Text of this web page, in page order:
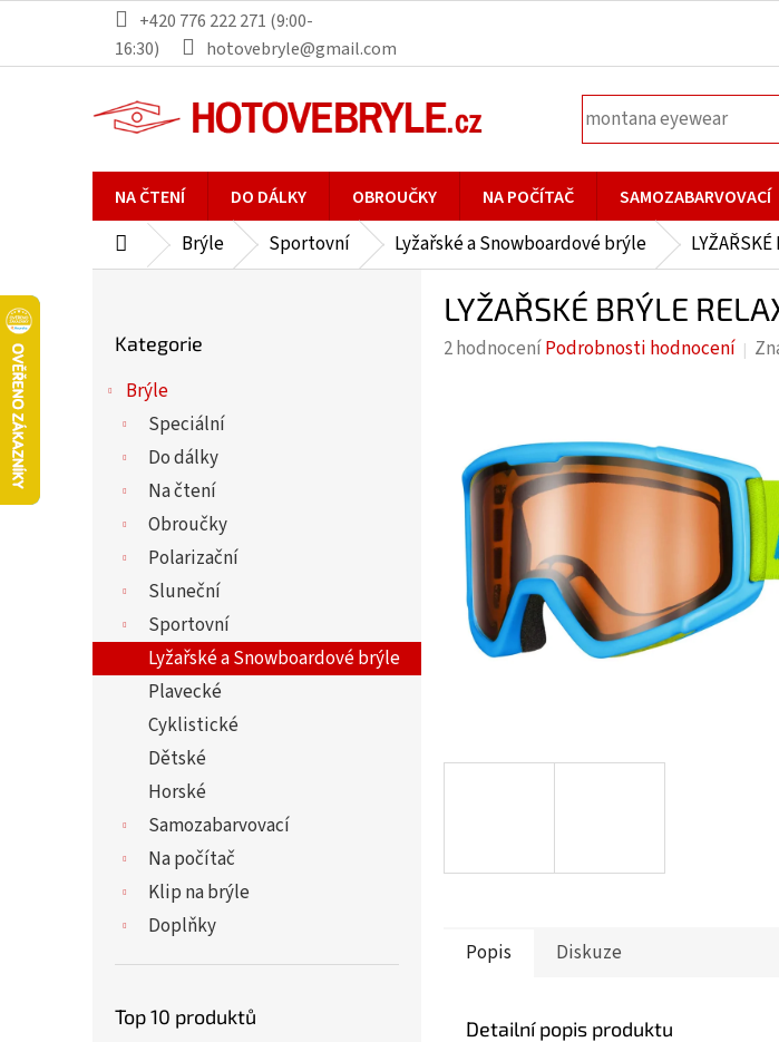
obsah
+420 776 222 271 (9:00-
16:30)
hotovebryle@gmail.com
NA ČTENÍ DO DÁLKY OBROUČKY NA POČÍTAČ SAMOZABARVOVACÍ
DomůBrýle Sportovní Lyžařské a Snowboardové brýle
l
kategorie
Kategorie
Brýle
Speciální
Do dálky
Na čtení
Obroučky
Polarizační
Sluneční
Sportovní
Lyžařské a Snowboardové brýle
Plavecké
Cyklistické
Dětské
Horské
Samozabarvovací
Na počítač
Klip na brýle
Doplňky
Top 10 produktů
LYŽAŘSKÉ BRÝLE
Průměrné
hvězdiček.
2 hodnoceníPodrobnosti hodnocení
Popis Diskuze
Detailní popis produktu